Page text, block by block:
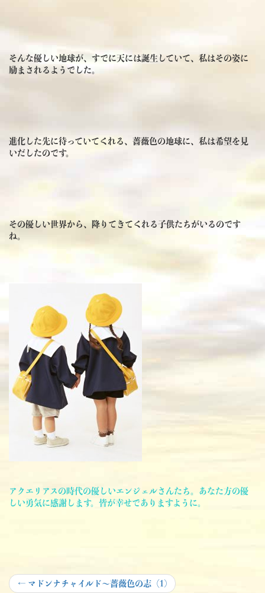
そんな優しい地球が、すでに天には誕生していて、私はその姿に
励まされるようでした。
進化した先に待っていてくれる、薔薇色の地球に、私は希望を見
いだしたのです。
その優しい世界から、降りてきてくれる子供たちがいるのです
ね。
アクエリアスの時代の優しいエンジェルさんたち。あなた方の優
しい勇気に感謝します。皆が幸せでありますように。
投
← Previous
マドンナチャイルド～薔薇色の志（1)